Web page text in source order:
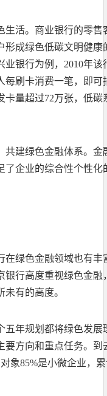
生活。商业银行的零
形成绿色低碳文明健
业银行为例，2010年
每刷卡消费一笔，即
卡量超过72万张，低
共建绿色金融体系。
了企业的综合性个性
在绿色金融领域也有
银行高度重视绿色金
有的高度。
五年规划都将绿色发
要方向和重点任务。
象85%是小微企业，